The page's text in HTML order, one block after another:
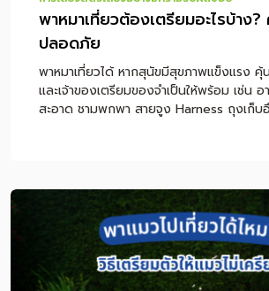
พาหมาเที่ยวต้องเตรียมอะไรบ้าง
ปลอดภัย
พาหมาเที่ยวได้ หากสุนัขมีสุขภาพแข็งแรง คุ้
และเจ้าของเตรียมของจำเป็นให้พร้อม เช่น อ
สะอาด ชามพกพา สายจูง Harness ถุงเก็
ตัวพาสุนัขเดินทาง ไม่ใช่การวินิจฉัยหรือการ
มีโรคประจำตัว มีอาการผิดปกติ หรือจำเป็นต้
ปรึกษาสัตวแพทย์ก่อนเดินทางทุกครั้ง สาร
เที่ยวได้ไหม? เช็กก่อนออกทริป หมาแบบไหน
เที่ยว? พาหมาเที่ยวต้องเตรียมอะไรบ้าง? พา